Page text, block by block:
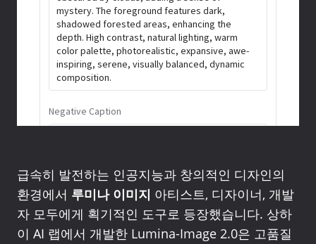
급속히 발전하는 인공지능과 창의적인 디자인의
환경에서 루미나 이미지 아티스트, 디자이너, 개발
자 모두에게 획기적인 도구로 등장했습니다. 상하
이 AI 랩에서 개발한 Lumina-Image 2.0은 고품질